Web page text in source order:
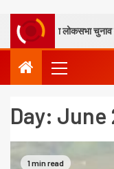
करना लोकसभा चुनाव में
Day: June
1 min read